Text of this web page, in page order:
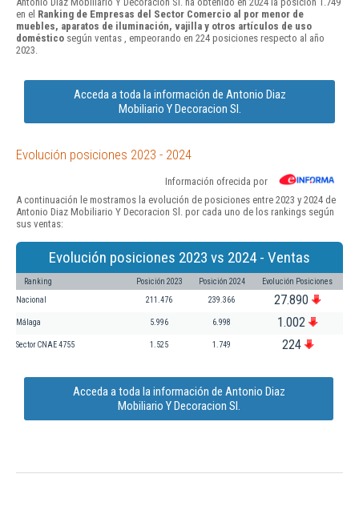
en el Ranking de Empresas del Sector Comercio al por menor de
muebles, aparatos de iluminación, vajilla y otros artículos de uso
doméstico según ventas , empeorando en 224 posiciones respecto al año
2023.
Acceda a toda la información de Antonio Diaz
Mobiliario Y Decoracion Sl.
Evolución posiciones 2023 - 2024
Información ofrecida por
A continuación le mostramos la evolución de posiciones entre 2023 y 2024 de
Antonio Diaz Mobiliario Y Decoracion Sl. por cada uno de los rankings según
sus ventas:
Evolución posiciones 2023 vs 2024 - Ventas
Ranking Posición 2023 Posición 2024 Evolución Posiciones
Nacional 211.476 239.366 27.890
Málaga 5.996 6.998 1.002
Sector CNAE 4755 1.525 1.749 224
Acceda a toda la información de Antonio Diaz
Mobiliario Y Decoracion Sl.